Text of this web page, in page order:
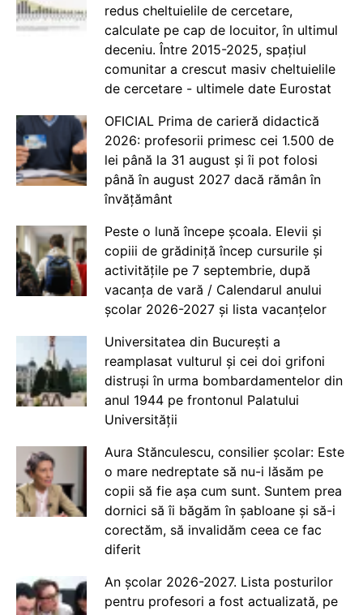
redus cheltuielile de cercetare,
calculate pe cap de locuitor, în ultimul
deceniu. Între 2015-2025, spațiul
comunitar a crescut masiv cheltuielile
de cercetare - ultimele date Eurostat
OFICIAL Prima de carieră didactică
2026: profesorii primesc cei 1.500 de
lei până la 31 august și îi pot folosi
până în august 2027 dacă rămân în
învățământ
Peste o lună începe școala. Elevii și
copiii de grădiniță încep cursurile și
activitățile pe 7 septembrie, după
vacanța de vară / Calendarul anului
școlar 2026-2027 și lista vacanțelor
Universitatea din București a
reamplasat vulturul și cei doi grifoni
distruși în urma bombardamentelor din
anul 1944 pe frontonul Palatului
Universității
Aura Stănculescu, consilier școlar: Este
o mare nedreptate să nu-i lăsăm pe
copii să fie așa cum sunt. Suntem prea
dornici să îi băgăm în șabloane și să-i
corectăm, să invalidăm ceea ce fac
diferit
An școlar 2026-2027. Lista posturilor
pentru profesori a fost actualizată, pe